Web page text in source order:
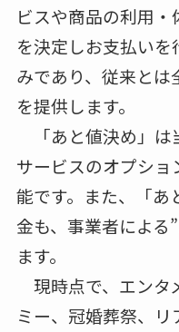
ビスや商品の利用
を決定しお支払い
みであり、従来と
を提供します。
「あと値決め」は
サービスのオプシ
能です。また、「あ
金も、事業者による
ます。
現時点で、エンタ
ミー、冠婚葬祭、